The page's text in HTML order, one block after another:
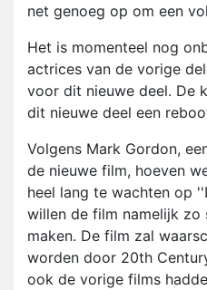
net genoeg op om een
Het is momenteel nog
actrices van de vorige
voor dit nieuwe deel. De
dit nieuwe deel een
Volgens Mark Gordon,
de nieuwe film, hoeven
heel lang te wachten op
willen de film namelijk zo
maken. De film zal
worden door 20th
ook de vorige films